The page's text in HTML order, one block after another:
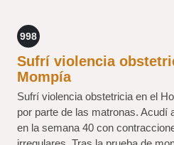
998
Sufrí violencia
Mompía
Sufrí violencia obstetricia en el
por parte de las matronas. Acudí
en la semana 40 con